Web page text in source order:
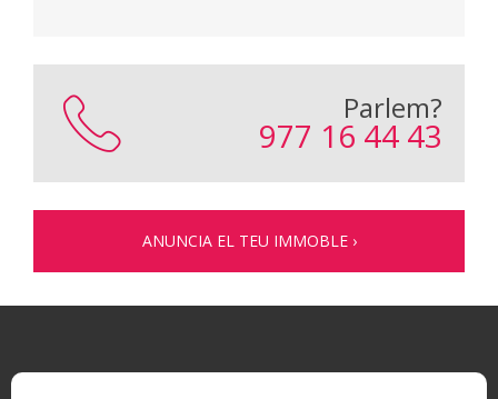
Parlem?
977 16 44 43
ANUNCIA EL TEU IMMOBLE ›